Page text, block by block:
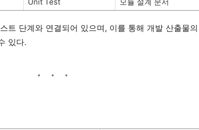
트 단계와 연결되어 있으며, 이를 통해 개발 산출물의
있다.